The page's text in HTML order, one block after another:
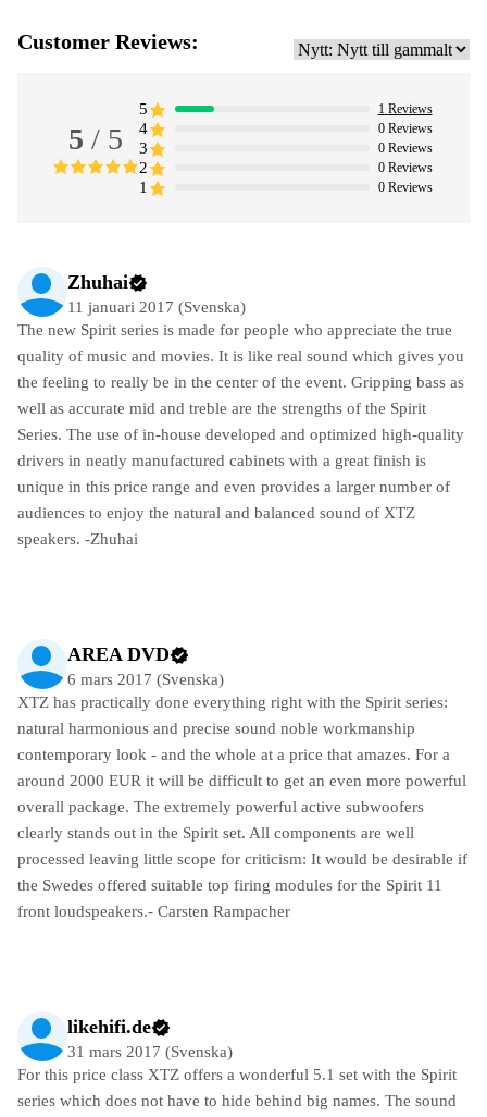
Customer Reviews:
5 / 5
5 1 Reviews
4 0 Reviews
3 0 Reviews
2 0 Reviews
1 0 Reviews
Zhuhai
11 januari 2017 (Svenska)
The new Spirit series is made for people who appreciate the true
quality of music and movies. It is like real sound which gives you
the feeling to really be in the center of the event. Gripping bass as
well as accurate mid and treble are the strengths of the Spirit
Series. The use of in-house developed and optimized high-quality
drivers in neatly manufactured cabinets with a great finish is
unique in this price range and even provides a larger number of
audiences to enjoy the natural and balanced sound of XTZ
speakers. -Zhuhai
AREA DVD
6 mars 2017 (Svenska)
XTZ has practically done everything right with the Spirit series:
natural harmonious and precise sound noble workmanship
contemporary look - and the whole at a price that amazes. For a
around 2000 EUR it will be difficult to get an even more powerful
overall package. The extremely powerful active subwoofers
clearly stands out in the Spirit set. All components are well
processed leaving little scope for criticism: It would be desirable if
the Swedes offered suitable top firing modules for the Spirit 11
front loudspeakers.- Carsten Rampacher
likehifi.de
31 mars 2017 (Svenska)
For this price class XTZ offers a wonderful 5.1 set with the Spirit
series which does not have to hide behind big names. The sound